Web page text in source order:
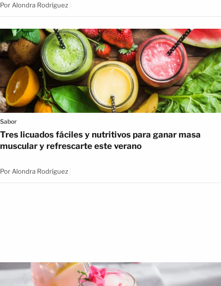
Por Alondra Rodríguez
Sabor
Tres licuados fáciles y nutritivos para ganar masa
muscular y refrescarte este verano
Por Alondra Rodríguez